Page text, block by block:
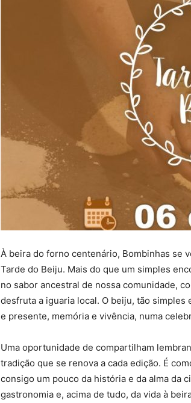
À beira do forno centenário, Bombinhas se
Tarde do Beiju. Mais do que um simples
no sabor ancestral de nossa comunidade,
desfruta a iguaria local. O beiju, tão
e presente, memória e vivência, numa
Uma oportunidade de compartilham
tradição que se renova a cada edição. É
consigo um pouco da história e da alma da
gastronomia e, acima de tudo, da vida à